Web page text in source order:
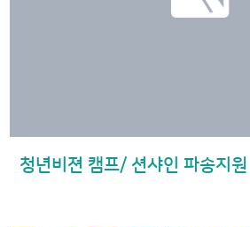
청년비젼 캠프/ 션샤인 파송지원